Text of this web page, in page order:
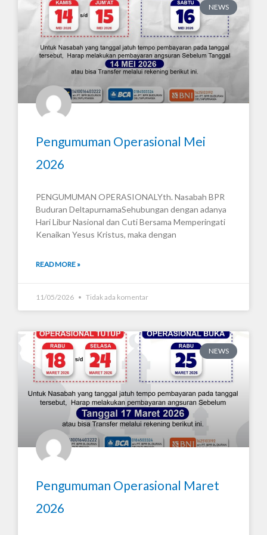
NEWS
Pengumuman Operasional Mei
2026
PENGUMUMAN OPERASIONALYth. Nasabah BPR
Buduran DeltapurnamaSehubungan dengan adanya
Hari Libur Nasional dan Cuti Bersama Memperingati
Kenaikan Yesus Kristus, maka dengan
READ MORE »
11/05/2026 Tidak ada komentar
NEWS
Pengumuman Operasional Maret
2026